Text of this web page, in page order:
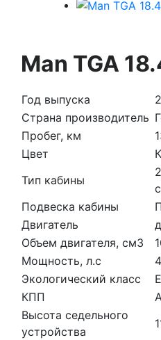
Man TGA
Год выпуска
Страна производитель
Пробег, км
Цвет
Тип кабины
Подвеска кабины
Двигатель
Объем двигателя, см3
Мощность, л.с
Экологический класс
КПП
Высота седельного
устройства